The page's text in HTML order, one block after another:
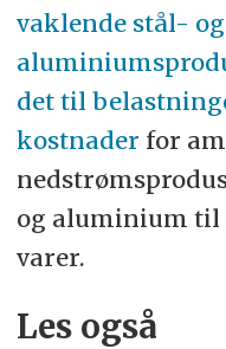
vaklende stål- og
det til
kostnader for
og aluminium til
varer.
Les også